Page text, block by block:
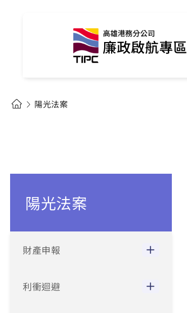
陽光法案
陽光法案
財產申報
利衝迴避